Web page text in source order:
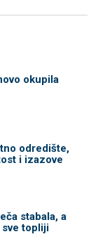
okupila
odredište,
i izazove
stabala, a
sve topliji